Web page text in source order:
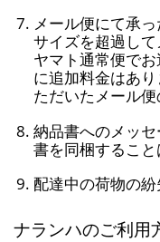
メール便にて承
サイズを超過し
ヤマト通常便で
に追加料金はあ
ただいたメール便
納品書へのメッ
書を同梱すること
配達中の荷物の紛
ナランハのご利用